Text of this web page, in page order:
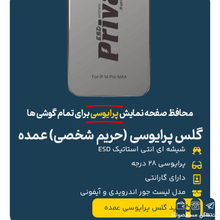
محافظ صفحه نمایشپرایوسیبرای تمام گوشی ها
گلس پرایوسی (حریم شخصی) عمده
شیشه ای انتی استاتیک ESD
پرایوسی ۲۸ درجه
دارای گارانتی
مدل لیست جور اندرویدی و آیفونی
خرید گلس پرایوسی عمده
تلگرام
تماس مستقیم
محصولات